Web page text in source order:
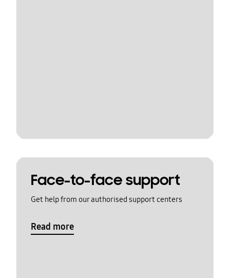
Face-to-face support
Get help from our authorised support centers
Read more